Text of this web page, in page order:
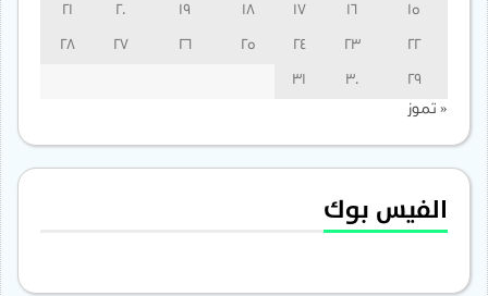
15
16
17
18
19
20
21
22
23
24
25
26
27
28
29
30
31
« تموز
الفيس بوك